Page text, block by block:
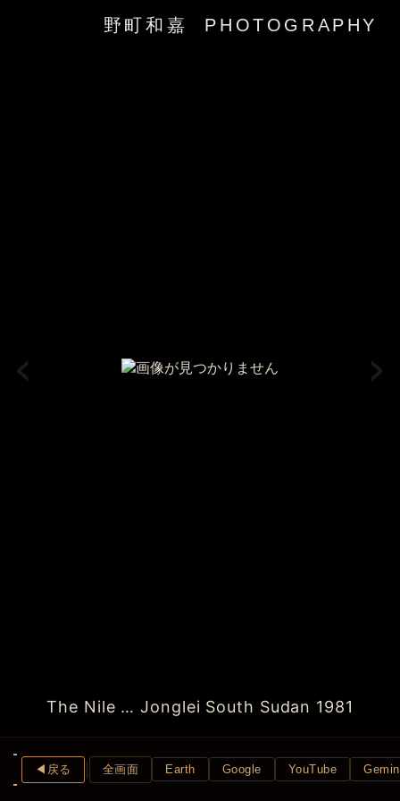
野町和嘉 PHOTOGRAPHY
‹
The Nile … Jonglei South Sudan 1981
›
◀︎戻る 全画面 Earth Google YouTube